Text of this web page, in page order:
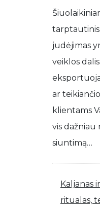
judėjimas
veiklos
ar
klientams
vis dažniau
siuntimą…
Kaljanas
ritualas,